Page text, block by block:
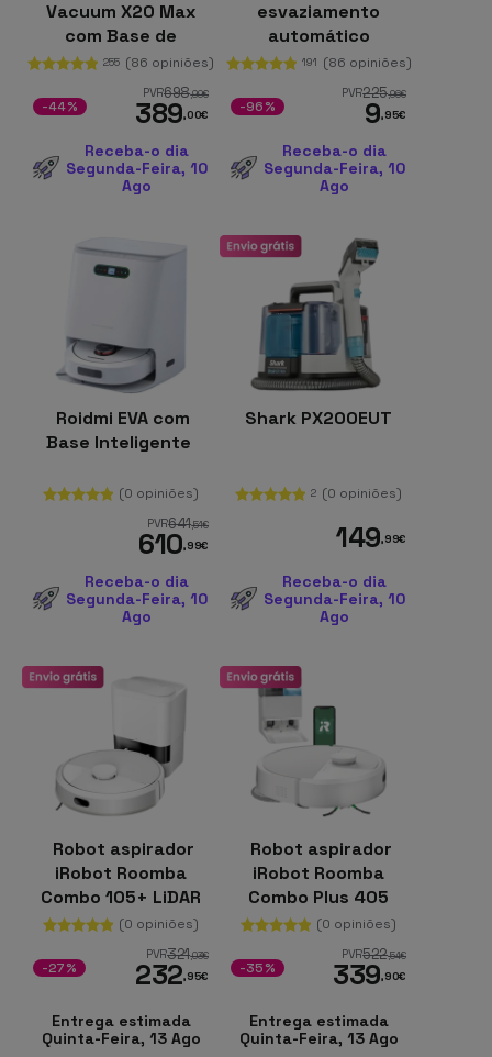
Vacuum X20 Max
com Base de
Autolimpeza Preto
255 (86 opiniões)
PVR698,99€
389,00€
-44%
Receba-o dia
Segunda-Feira, 10
Ago
esvaziamento
automático
Compatível apenas
com Xiaomi Mi
Robot Vacuum Mop
191 (86 opiniões)
PVR225,96€
9,95€
-96%
Receba-o dia
Segunda-Feira, 10
Ago
Roidmi EVA com
Base Inteligente
(0 opiniões)
PVR641,51€
610,99€
Receba-o dia
Segunda-Feira, 10
Ago
Shark PX200EUT
2 (0 opiniões)
149,99€
Receba-o dia
Segunda-Feira, 10
Ago
Robot aspirador
iRobot Roomba
Combo 105+ LiDAR
Lava Pavimentos
Esvaziamento
Automático 75 dias
(0 opiniões)
PVR321,03€
232,95€
-27%
Entrega estimada
Quinta-Feira, 13 Ago
Robot aspirador
iRobot Roomba
Combo Plus 405
LiDAR Lava
Pavimentos
AutoWash Dock
(0 opiniões)
PVR522,54€
339,90€
-35%
Entrega estimada
Quinta-Feira, 13 Ago